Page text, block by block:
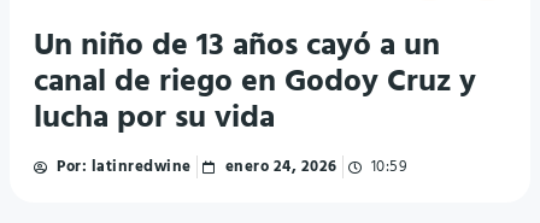
Un niño de 13 años cayó a un
canal de riego en Godoy Cruz y
lucha por su vida
Por: latinredwine enero 24, 2026 10:59